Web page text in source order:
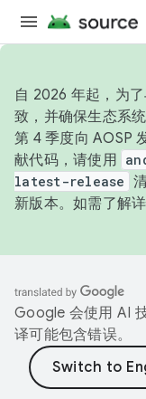
自 2026 年起，为
致，并确保生态系
第 4 季度向 AOSP
献代码，请使用
latest-release
新版本。如需了解
Google 会使用 AI
译可能包含错误。